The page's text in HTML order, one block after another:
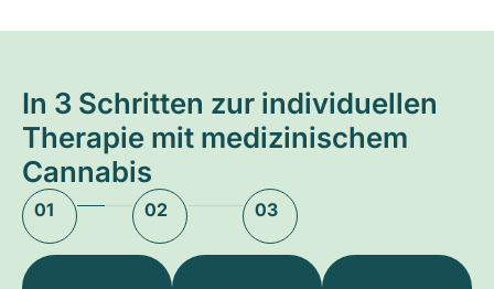
In 3 Schritten zur individuellen
Therapie mit medizinischem
Cannabis
01 02 03